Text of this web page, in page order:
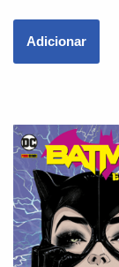
Adicionar